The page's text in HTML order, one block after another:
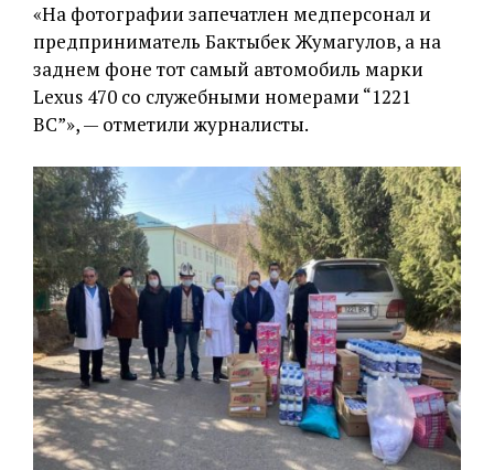
«На фотографии запечатлен медперсонал и
предприниматель Бактыбек Жумагулов, а на
заднем фоне тот самый автомобиль марки
Lехus 470 со служебными номерами “1221
BC”», — отметили журналисты.